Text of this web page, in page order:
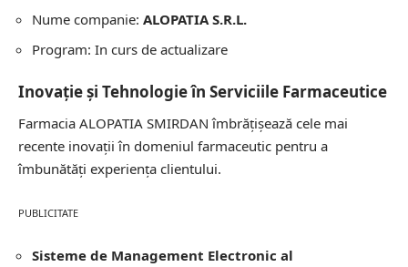
Nume companie: ALOPATIA S.R.L.
Program: In curs de actualizare
Inovație și Tehnologie în Serviciile Farmaceutice
Farmacia ALOPATIA SMIRDAN îmbrățișează cele mai
recente inovații în domeniul farmaceutic pentru a
îmbunătăți experiența clientului.
PUBLICITATE
Sisteme de Management Electronic al